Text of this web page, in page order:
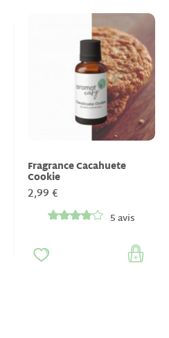
Fragrance Cacahuete
Cookie
2,99 €
5 avis